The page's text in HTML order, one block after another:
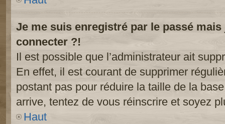
Je me suis enregistré par le passé
connecter ?!
Il est possible que l’administrateur ait
En effet, il est courant de supprimer
postant pas pour réduire la taille de la
arrive, tentez de vous réinscrire et soyez
Haut